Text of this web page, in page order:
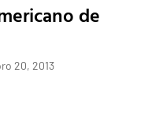
de
20, 2013